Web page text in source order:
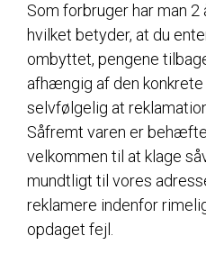
Som forbruger har man
hvilket betyder, at du
ombyttet, pengene
afhængig af den
selvfølgelig at
Såfremt varen er
velkommen til at klage
mundtligt til vores
reklamere indenfor
opdaget fejl.